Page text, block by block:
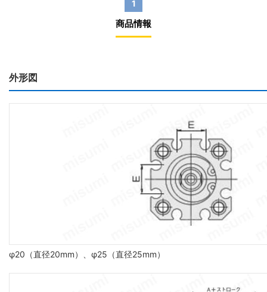
1
商品情報
外形図
φ20（直径20mm）、φ25（直径25mm）